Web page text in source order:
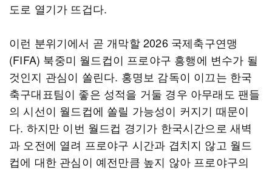
도로 열기가 뜨겁다.
이런 분위기에서 곧 개막할 2026 국제축구연맹
(FIFA) 북중미 월드컵이 프로야구 흥행에 변수가 될
것인지 관심이 쏠린다. 홍명보 감독이 이끄는 한국
축구대표팀이 좋은 성적을 거둘 경우 아무래도 팬들
의 시선이 월드컵에 쏠릴 가능성이 커지기 때문이
다. 하지만 이번 월드컵 경기가 한국시간으로 새벽
과 오전에 열려 프로야구 시간과 겹치지 않고 월드
컵에 대한 관심이 예전만큼 높지 않아 프로야구의